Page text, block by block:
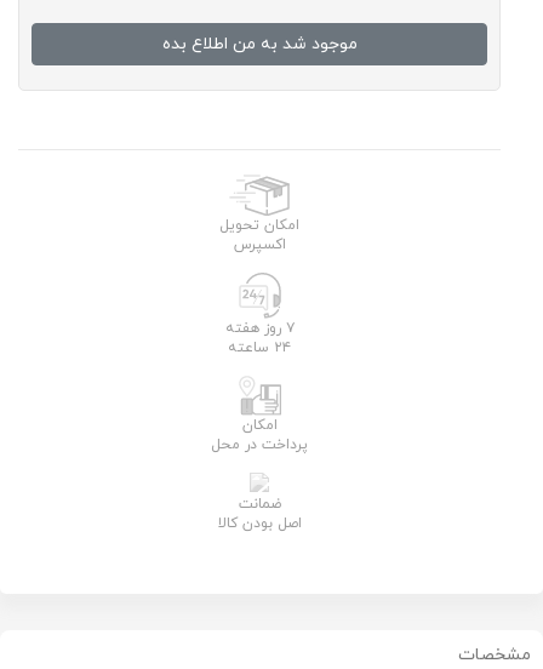
موجود شد به من اطلاع بده
امکان تحویل
اکسپرس
۷ روز هفته
۲۴ ساعته
امکان
پرداخت در محل
ضمانت
اصل بودن کالا
مشخصات